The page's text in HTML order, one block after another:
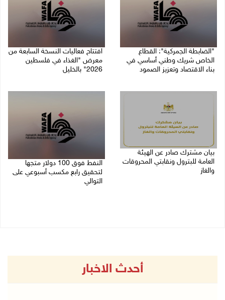
"الضابطة الجمركية": القطاع
الخاص شريك وطني أساسي في
بناء الاقتصاد وتعزيز الصمود
افتتاح فعاليات النسخة السابعة من
معرض "الغذاء في فلسطين
2026" بالخليل
بيان مشترك صادر عن الهيئة
العامة للبترول ونقابتي المحروقات
والغاز
النفط فوق 100 دولار متجها
لتحقيق رابع مكسب أسبوعي على
التوالي
أحدث الاخبار